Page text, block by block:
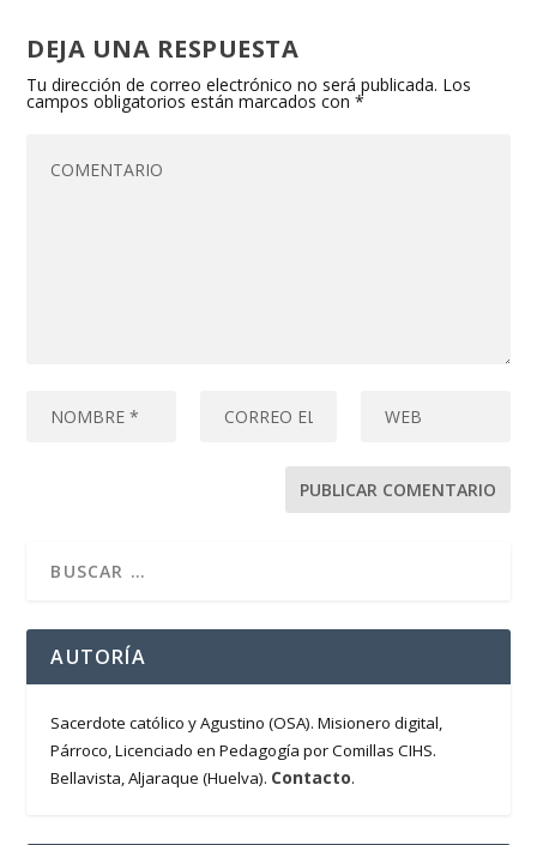
DEJA UNA RESPUESTA
Tu dirección de correo electrónico no será publicada. Los
campos obligatorios están marcados con*
AUTORÍA
Sacerdote católico y Agustino (OSA). Misionero digital,
Párroco, Licenciado en Pedagogía por Comillas CIHS.
Bellavista, Aljaraque (Huelva). Contacto.